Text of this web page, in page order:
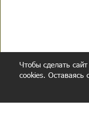
Чтобы сделать
cookies. Оставаясь